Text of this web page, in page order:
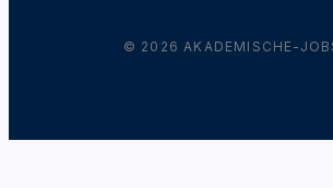
© 2026 AKADEMISCHE-